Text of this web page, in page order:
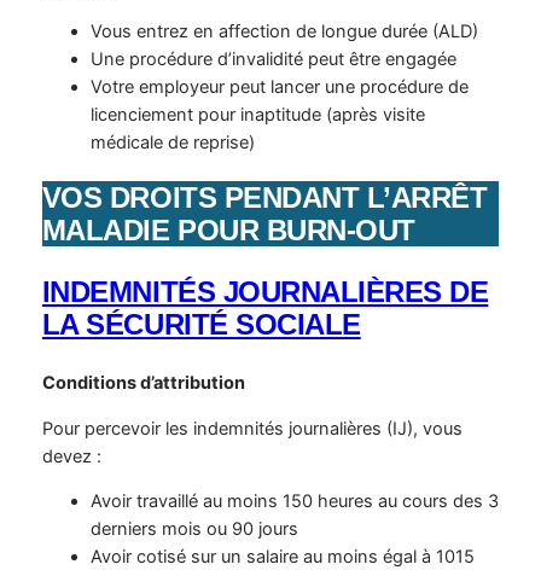
Vous entrez en affection de longue durée (ALD)
Une procédure d’invalidité peut être engagée
Votre employeur peut lancer une procédure de
licenciement pour inaptitude (après visite
médicale de reprise)
VOS DROITS PENDANT L’ARRÊT
MALADIE POUR BURN-OUT
INDEMNITÉS JOURNALIÈRES DE
LA SÉCURITÉ SOCIALE
Conditions d’attribution
Pour percevoir les indemnités journalières (IJ), vous
devez :
Avoir travaillé au moins 150 heures au cours des 3
derniers mois ou 90 jours
Avoir cotisé sur un salaire au moins égal à 1015